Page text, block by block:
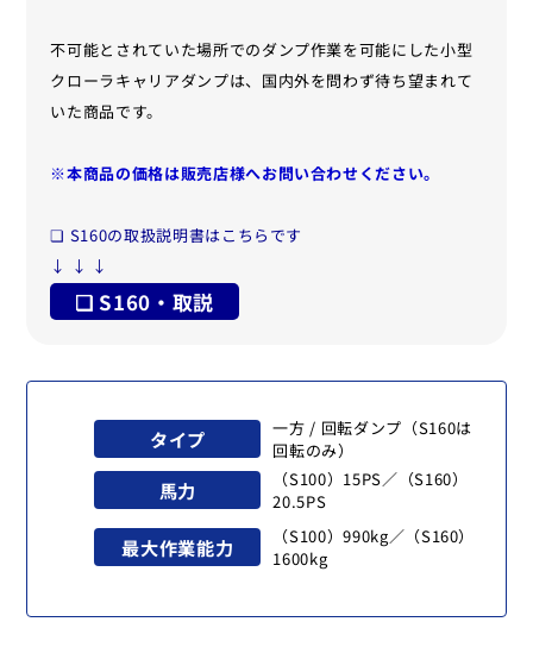
不可能とされていた場所でのダンプ作業を可能にした小型
クローラキャリアダンプは、国内外を問わず待ち望まれて
いた商品です。
※本商品の価格は販売店様へお問い合わせください。
❏ S160の取扱説明書はこちらです
↓ ↓ ↓
❏ S160・取説
タイプ
一方 / 回転ダンプ（S160は
回転のみ）
馬力
（S100）15PS／（S160）
20.5PS
最大作業能力
（S100）990kg／（S160）
1600kg